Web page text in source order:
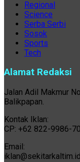
Regional
Science
Serba Serbi
Sosok
Sports
Tech
Alamat Redaksi
Jalan Adil Makmur
Balikpapan.
Kontak Iklan:
CP: +62 822-9986-
Email: